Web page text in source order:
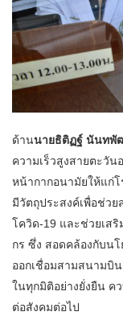
ด้านนายธิติฏฐ์ นันทพั
ความเร็วสูงสายตะวั
หน้ากากอนามัยให้แก่
มีวัตถุประสงค์เพื่อช่ว
โควิด-19 และช่วยเส
กร ซึ่ง สอดคล้องกับน
ออกเชื่อมสามสนามบิ
ในทุกมิติอย่างยั่งยืน ค
ต่อสังคมต่อไป